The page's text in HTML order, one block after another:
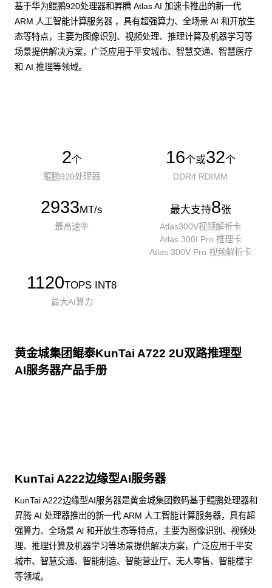
基于华为鲲鹏920处理器和昇腾 Atlas AI 加速卡推出的新一代
ARM 人工智能计算服务器 ，具有超强算力、全场景 AI 和开放生
态等特点，主要为图像识别、视频处理、推理计算及机器学习等
场景提供解决方案，广泛应用于平安城市、智慧交通、智慧医疗
和 AI 推理等领域。
2个
鲲鹏920处理器
16个或32个
DDR4 RDIMM
2933MT/s
最高速率
最大支持8张
Atlas300V视频解析卡
Atlas 300I Pro 推理卡
Atlas 300V Pro 视频解析卡
1120TOPS INT8
最大AI算力
黄金城集团鲲泰KunTai A722 2U双路推理型
AI服务器产品手册
KunTai A222边缘型AI服务器
KunTai A222边缘型AI服务器是黄金城集团数码基于鲲鹏处理器和
昇腾 AI 处理器推出的新一代 ARM 人工智能计算服务器，具有超
强算力、全场景 Al 和开放生态等特点，主要为图像识别、视频处
理、推理计算及机器学习等场景提供解决方案，广泛应用于平安
城市、智慧交通、智能制造、智能营业厅、无人零售、智能楼宇
等领域。